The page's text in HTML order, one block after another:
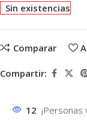
Sin existencias
Comparar
Compartir:
12